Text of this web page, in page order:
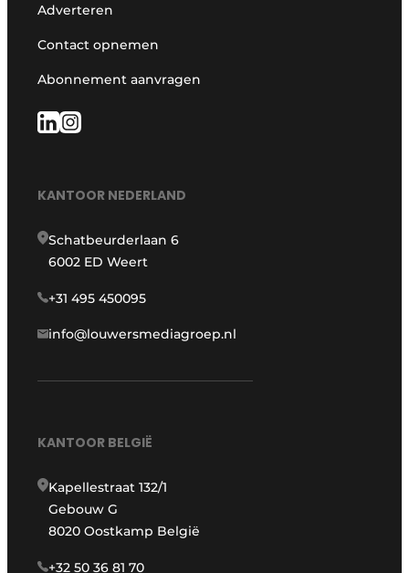
Adverteren
Contact opnemen
Abonnement aanvragen
KANTOOR NEDERLAND
Schatbeurderlaan 6
6002 ED Weert
+31 495 450095
info@louwersmediagroep.nl
KANTOOR BELGIË
Kapellestraat 132/1
Gebouw G
8020 Oostkamp België
+32 50 36 81 70